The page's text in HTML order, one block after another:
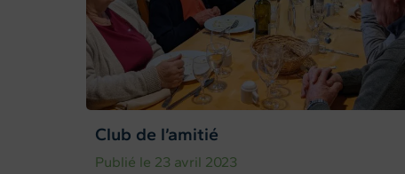
Club de l’amitié
Publié le 23 avril 2023